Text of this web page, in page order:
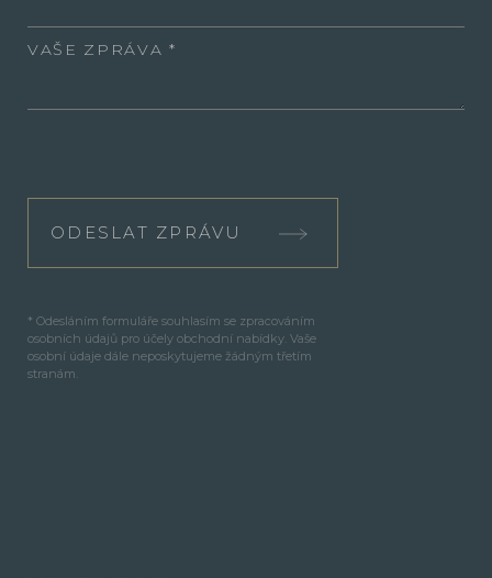
VAŠE ZPRÁVA
ODESLAT ZPRÁVU
* Odesláním formuláře souhlasím se zpracováním
osobních údajů pro účely obchodní nabídky. Vaše
osobní údaje dále neposkytujeme žádným třetím
stranám.